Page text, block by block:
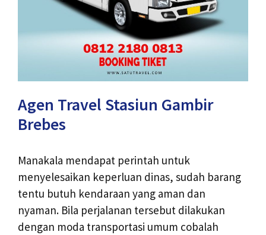
Agen Travel Stasiun Gambir
Brebes
Manakala mendapat perintah untuk
menyelesaikan keperluan dinas, sudah barang
tentu butuh kendaraan yang aman dan
nyaman. Bila perjalanan tersebut dilakukan
dengan moda transportasi umum cobalah